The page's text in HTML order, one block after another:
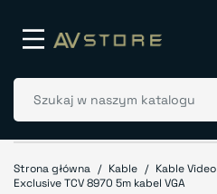
Strona główna Kable Kable Video
Exclusive TCV 8970 5m kabel VGA